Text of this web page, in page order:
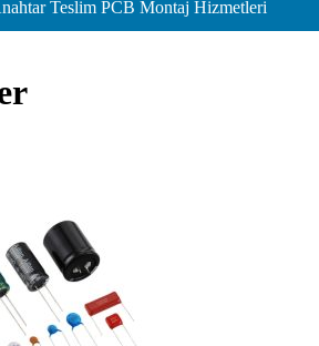
Teslim PCB Montaj Hizmetleri